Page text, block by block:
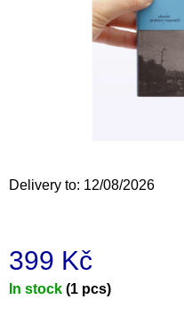
Delivery to: 12/08/2026
399 Kč
Measure
In stock (1 pcs)